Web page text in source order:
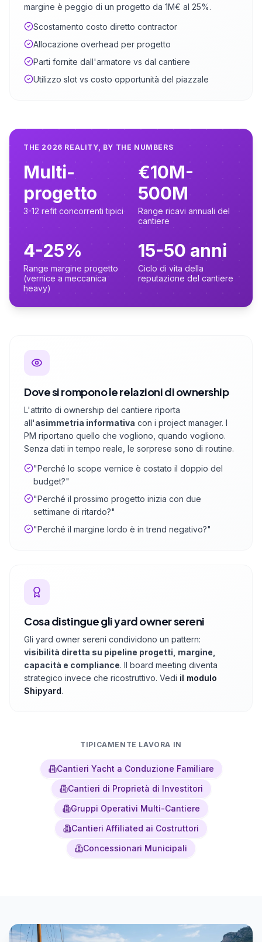
margine è peggio di un progetto da 1M€ al 25%.
Scostamento costo diretto contractor
Allocazione overhead per progetto
Parti fornite dall'armatore vs dal cantiere
Utilizzo slot vs costo opportunità del piazzale
THE 2026 REALITY, BY THE NUMBERS
Multi-
progetto
3-12 refit concorrenti tipici
€10M-
500M
Range ricavi annuali del
cantiere
4-25%
Range margine progetto
(vernice a meccanica
heavy)
15-50 anni
Ciclo di vita della
reputazione del cantiere
Dove si rompono le relazioni di ownership
L'attrito di ownership del cantiere riporta
all'asimmetria informativa con i project manager. I
PM riportano quello che vogliono, quando vogliono.
Senza dati in tempo reale, le sorprese sono di routine.
"Perché lo scope vernice è costato il doppio del
budget?"
"Perché il prossimo progetto inizia con due
settimane di ritardo?"
"Perché il margine lordo è in trend negativo?"
Cosa distingue gli yard owner sereni
Gli yard owner sereni condividono un pattern:
visibilità diretta su pipeline progetti, margine,
capacità e compliance. Il board meeting diventa
strategico invece che ricostruttivo. Vedi il modulo
Shipyard.
TIPICAMENTE LAVORA IN
Cantieri Yacht a Conduzione Familiare
Cantieri di Proprietà di Investitori
Gruppi Operativi Multi-Cantiere
Cantieri Affiliated ai Costruttori
Concessionari Municipali